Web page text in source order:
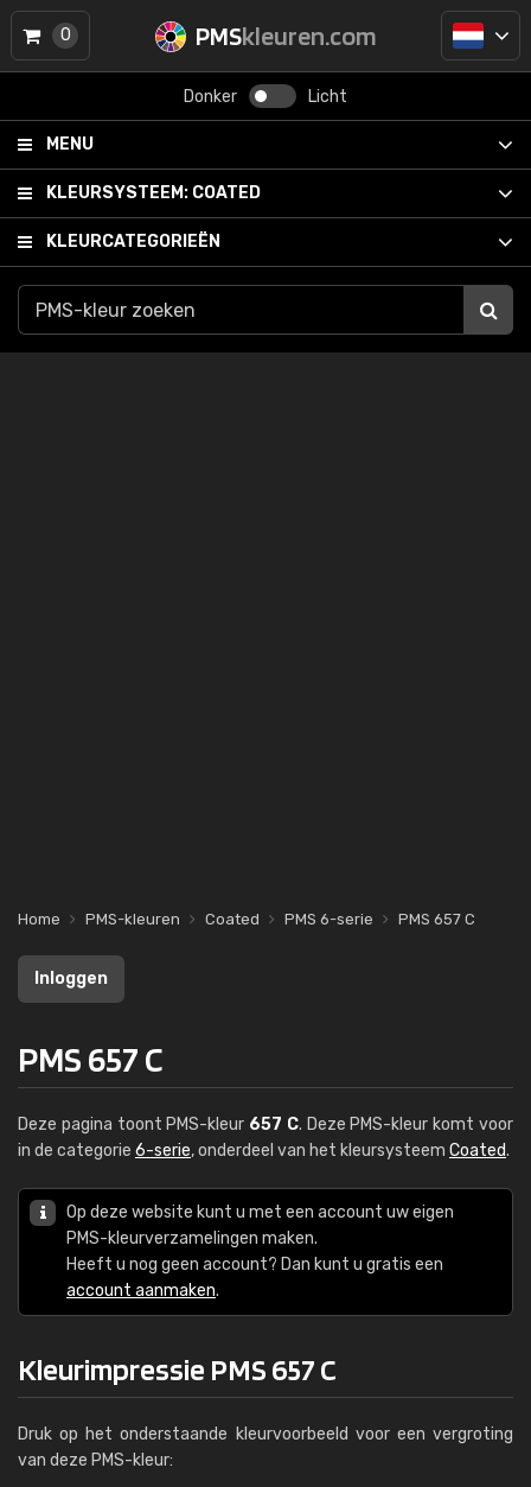
PMSkleuren.com
Donker Licht
MENU
KLEURSYSTEEM: COATED
KLEURCATEGORIEËN
0
Home PMS-kleuren Coated PMS 6-serie PMS 657 C
Inloggen
PMS 657 C
Deze pagina toont PMS-kleur 657 C. Deze PMS-kleur komt voor
in de categorie 6-serie, onderdeel van het kleursysteem Coated.
Op deze website kunt u met een account uw eigen
PMS-kleurverzamelingen maken.
Heeft u nog geen account? Dan kunt u gratis een
account aanmaken.
Kleurimpressie PMS 657 C
Druk op het onderstaande kleurvoorbeeld voor een vergroting
van deze PMS-kleur: